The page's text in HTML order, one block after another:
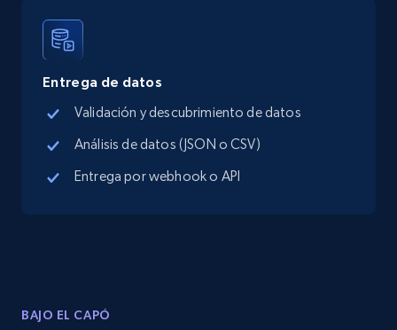
13.3K+
Google Maps full information - Discover
Place id, URL, Country, Name, Category,
Address, Description, Business details, and
Entrega de datos
Validación y descubrimiento de datos
Análisis de datos (JSON o CSV)
Entrega por webhook o API
BAJO EL CAPÓ